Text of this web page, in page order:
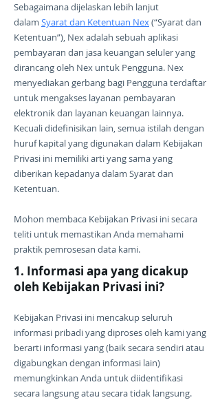
Sebagaimana dijelaskan lebih lanjut
dalam Syarat dan Ketentuan Nex(“Syarat dan
Ketentuan”), Nex adalah sebuah aplikasi
pembayaran dan jasa keuangan seluler yang
dirancang oleh Nex untuk Pengguna. Nex
menyediakan gerbang bagi Pengguna terdaftar
untuk mengakses layanan pembayaran
elektronik dan layanan keuangan lainnya.
Kecuali didefinisikan lain, semua istilah dengan
huruf kapital yang digunakan dalam Kebijakan
Privasi ini memiliki arti yang sama yang
diberikan kepadanya dalam Syarat dan
Ketentuan.
Mohon membaca Kebijakan Privasi ini secara
teliti untuk memastikan Anda memahami
praktik pemrosesan data kami.
1. Informasi apa yang dicakup
oleh Kebijakan Privasi ini?
Kebijakan Privasi ini mencakup seluruh
informasi pribadi yang diproses oleh kami yang
berarti informasi yang (baik secara sendiri atau
digabungkan dengan informasi lain)
memungkinkan Anda untuk diidentifikasi
secara langsung atau secara tidak langsung.